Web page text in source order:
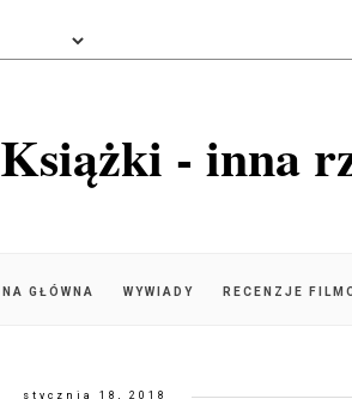
Książki - inna
GŁÓWNA WYWIADY RECENZJE
stycznia 18, 2018